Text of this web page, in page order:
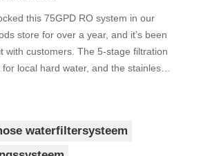
this 75GPD RO system in our
store for over a year, and it’s been
with customers. The 5-stage filtration
local hard water, and the stainless
from customers, and very few
product to carry!
waterfiltersysteem